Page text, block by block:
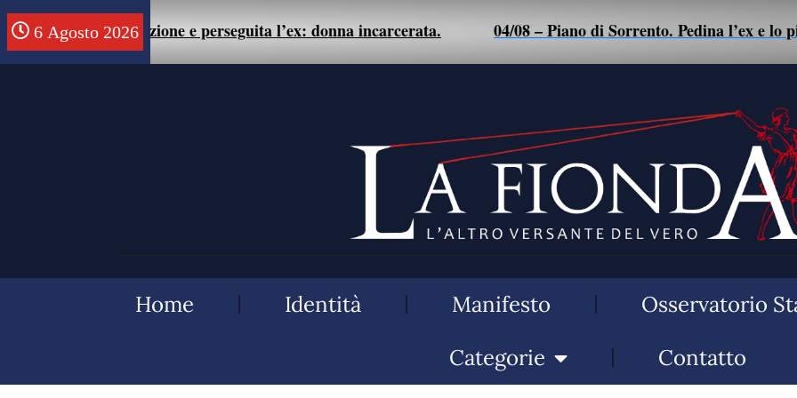
6 Agosto 2026
relazione e perseguita l’ex: donna incarcerata. 04/08 – Piano di Sorrento. Pedina l’ex e lo picchia:
Home Identità Manifesto Osservatorio
Categorie
Contatto